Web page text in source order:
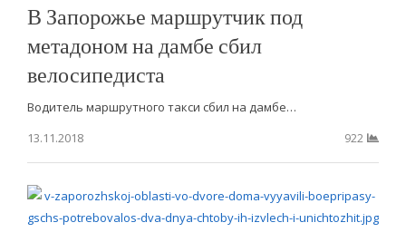
В Запорожье маршрутчик под
метадоном на дамбе сбил
велосипедиста
Водитель маршрутного такси сбил на дамбе…
13.11.2018
922